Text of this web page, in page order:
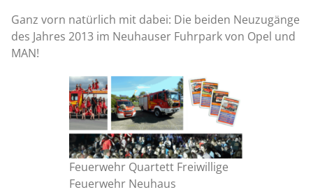
Ganz vorn natürlich mit dabei: Die beiden Neuzugänge
des Jahres 2013 im Neuhauser Fuhrpark von Opel und
MAN!
Feuerwehr Quartett Freiwillige
Feuerwehr Neuhaus